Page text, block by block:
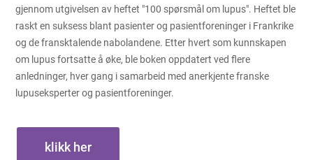
gjennom utgivelsen av heftet "100 spørsmål om lupus". Heftet ble
raskt en suksess blant pasienter og pasientforeninger i Frankrike
og de fransktalende nabolandene. Etter hvert som kunnskapen
om lupus fortsatte å øke, ble boken oppdatert ved flere
anledninger, hver gang i samarbeid med anerkjente franske
lupuseksperter og pasientforeninger.
klikk her